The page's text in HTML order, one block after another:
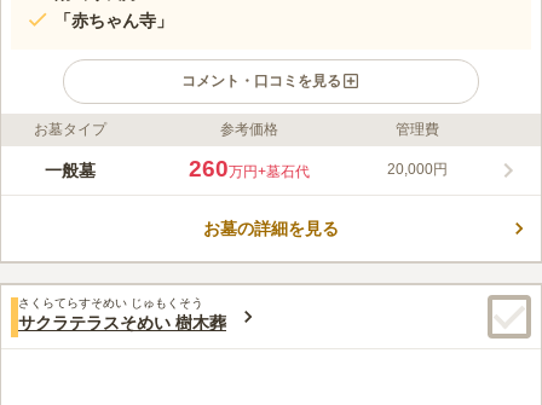
「赤ちゃん寺」
コメント・口コミを見る
ライフドット編集部のコメント
京浜東北線・東京メトロ南北線「王子駅」より徒歩6分と、各駅
す。また、境内には、江戸時代後期の著名な探検家・近藤重蔵
口コミ評価
この霊園はまだ誰からも評価されていません。
お墓タイプ 参考価格 管理費
一般墓 260万円+墓石代 20,000円
お墓の詳細を見る
さくらてらすそめい じゅもくそう
サクラテラスそめい 樹木葬